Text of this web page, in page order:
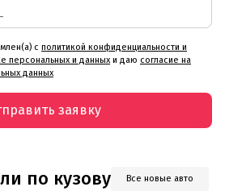
с политикой конфиденциальности и
персональных и данных и даю согласие на
данных
заявку
по кузову Все новые авто